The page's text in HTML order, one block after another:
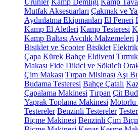
Ürünler Kamp Demliği Kamp
Mutfak Aksesuarları Çakmak ve
Aydınlatma Ekipmanları El Feneri
Kamp El Aletleri Kamp Testeresi
Kamp Baltası Avcılık Malzemeleri
Bisiklet ve Scooter Bisiklet
Çapa Kürek Bahçe Eldiveni Tırmık
Makası Fide Dikici ve Sökücü
Çim Makası Tırpan Misinası Aşı
Budama Testeresi Bahçe Çatalı
Çapalama Makinesi Tırpan Çit
Yaprak Toplama Makinesi Motorlu
Testereler Benzinli Testereler
Biçme Makinesi Benzinli Çim